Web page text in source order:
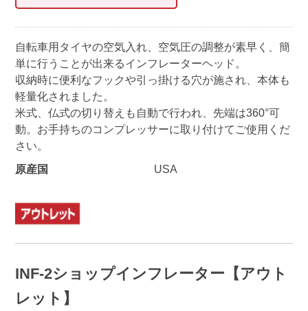
自転車用タイヤの空気入れ、空気圧の調整が素早く、簡
単に行うことが出来るインフレーターヘッド。
収納時に便利なフックや引っ掛ける穴が施され、本体も
軽量化されました。
米式、仏式の切り替えも自動で行われ、先端は360°可
動。お手持ちのコンプレッサーに取り付けてご使用くだ
さい。
原産国
USA
INF-2ショップインフレーター【アウト
レット】